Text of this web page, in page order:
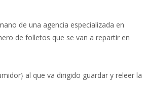
de una agencia especializada en
de folletos que se van a repartir en
al que va dirigido guardar y releer la